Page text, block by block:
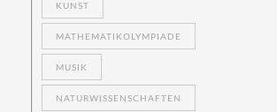
KUNST
MATHEMATIKOLYMPIADE
MUSIK
NATURWISSENSCHAFTEN